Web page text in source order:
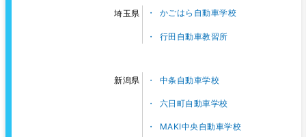
埼玉県 かごはら自動車学校
行田自動車教習所
新潟県 中条自動車学校
六日町自動車学校
MAKI中央自動車学校